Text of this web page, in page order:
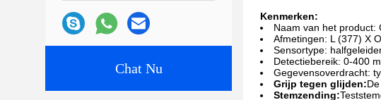
Chat Nu
Kenmerken:
Naam van het product:
Afmetingen: L (377) X
Sensortype:
Detectiebereik: 0-400
Gegevensoverdracht:
Grijp tegen glijden:
Stemzending: